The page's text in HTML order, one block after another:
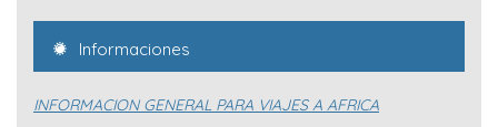
Informaciones
INFORMACION GENERAL PARA VIAJES A AFRICA